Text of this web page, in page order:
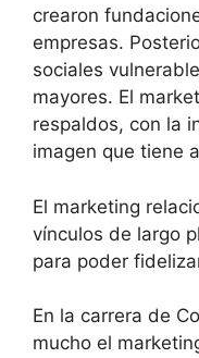
crearon
empresas.
sociales
mayores. El
respaldos, con la
imagen que tiene
El marketing
vínculos de largo
para poder
En la carrera de
mucho el